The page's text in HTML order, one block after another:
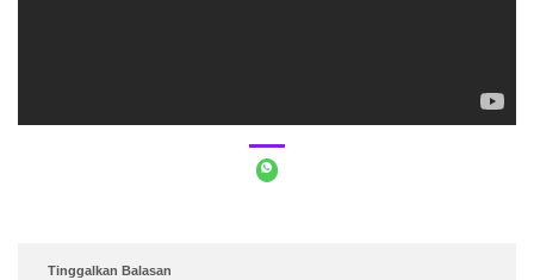
Tinggalkan Balasan